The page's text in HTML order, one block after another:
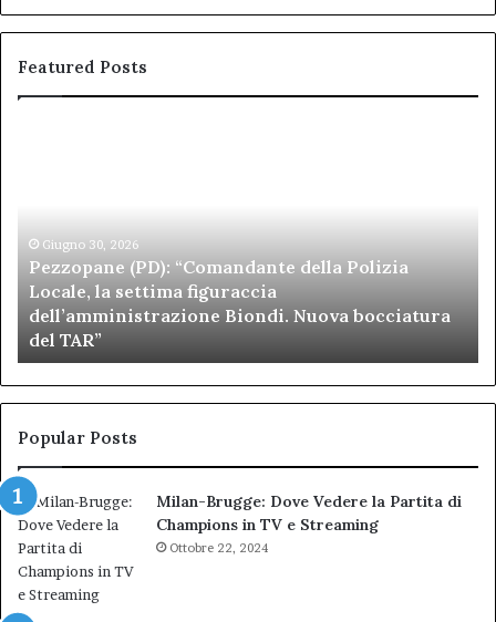
Featured Posts
Locale,
settima
figuraccia
dell’amministrazione
Biondi.
Nuova
bocciatura
del
Giugno 30, 2026
Pezzopane (PD): “Comandante della Polizia
Locale, la settima figuraccia
dell’amministrazione Biondi. Nuova bocciatura
del TAR”
ai
Popular Posts
Milan-Brugge: Dove Vedere la Partita di
Champions in TV e Streaming
Ottobre 22, 2024